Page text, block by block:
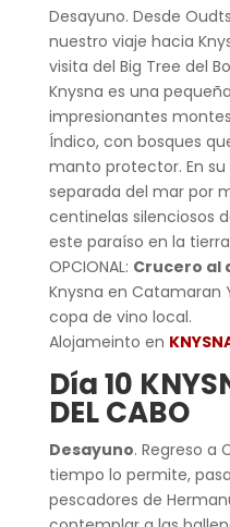
Desayuno. Desde
nuestro viaje hacia
visita del Big Tree del
Knysna es una
impresionantes
Índico, con bosques
manto protector. En
separada del mar por
centinelas silenciosos
este paraíso en la
OPCIONAL: Crucero al
Knysna en Catamaran
copa de vino local.
Alojameinto en
Día 10
DEL CABO
Desayuno. Regreso a
tiempo lo permite,
pescadores de